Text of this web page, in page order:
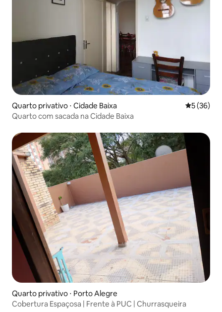
Quarto privativo ⋅ Cidade Baixa 5 de uma
5 (36)
Quarto com sacada na Cidade Baixa
Quarto privativo ⋅ Porto Alegre
Cobertura Espaçosa | Frente à PUC | Churrasqueira